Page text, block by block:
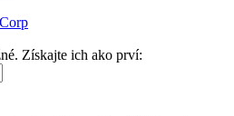
Získajte ich ako prví: